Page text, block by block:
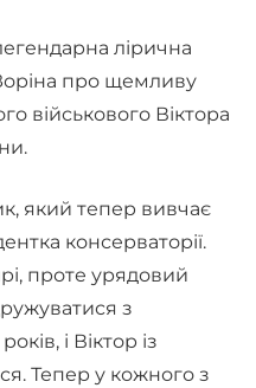
лірична
про щемливу
військового Віктора
який тепер вивчає
консерваторії.
проте урядовий
з
і Віктор із
Тепер у кожного з